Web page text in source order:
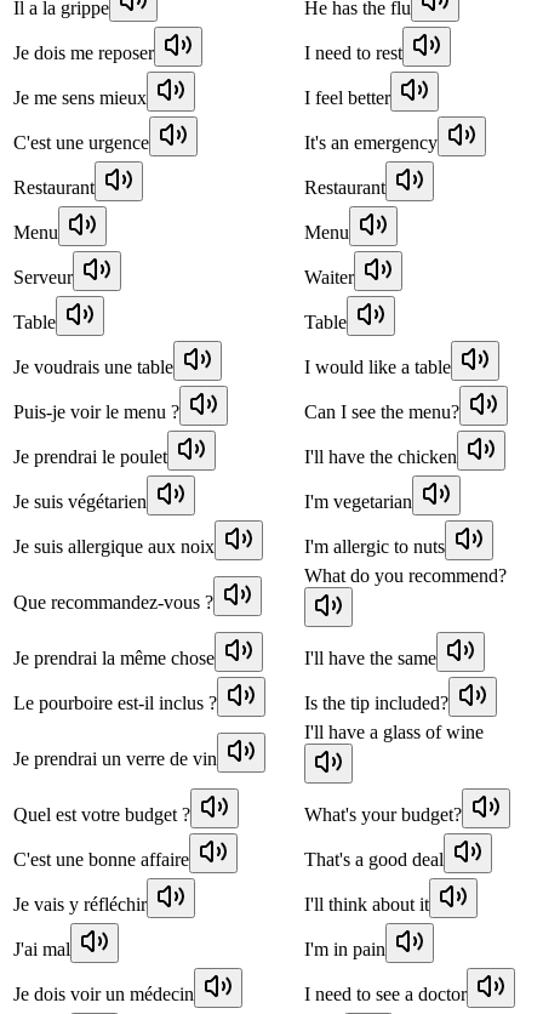
Il a la grippe He has the flu
Je dois me reposer I need to rest
Je me sens mieux I feel better
C'est une urgence It's an emergency
Restaurant Restaurant
Menu Menu
Serveur Waiter
Table Table
Je voudrais une table I would like a table
Puis-je voir le menu ? Can I see the menu?
Je prendrai le poulet I'll have the chicken
Je suis végétarien I'm vegetarian
Je suis allergique aux noix I'm allergic to nuts
Que recommandez-vous ?
What do you recommend?
Je prendrai la même chose I'll have the same
Le pourboire est-il inclus ? Is the tip included?
Je prendrai un verre de vin
I'll have a glass of wine
Quel est votre budget ? What's your budget?
C'est une bonne affaire That's a good deal
Je vais y réfléchir I'll think about it
J'ai mal I'm in pain
Je dois voir un médecin I need to see a doctor